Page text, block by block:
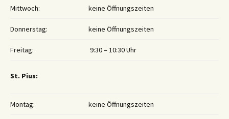
Mittwoch: keine Öffnungszeiten
Donnerstag: keine Öffnungszeiten
Freitag: 9:30 – 10:30 Uhr
St. Pius:
Montag: keine Öffnungszeiten